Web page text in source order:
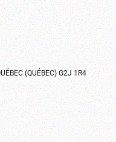
(QUÉBEC) G2J 1R4